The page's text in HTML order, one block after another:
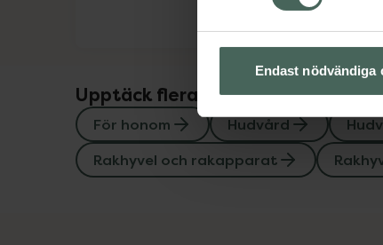
Endast nödvändiga
Upptäck flera produkter inom
För honom Hudvård
Rakhyvel och rakapparat